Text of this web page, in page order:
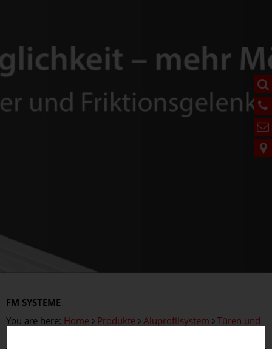
FM SYSTEME
You are here: Home Produkte Aluprofilsystem
Türen und
Türelemente